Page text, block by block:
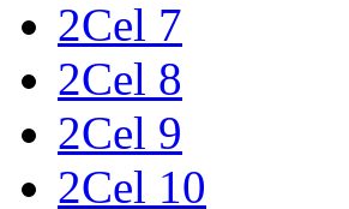
2Cel 7
2Cel 8
2Cel 9
2Cel 10